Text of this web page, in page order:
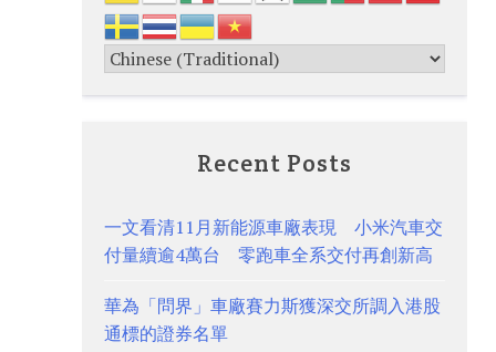
Recent Posts
一文看清11月新能源車廠表現 小米汽車交
付量續逾4萬台 零跑車全系交付再創新高
華為「問界」車廠賽力斯獲深交所調入港股
通標的證券名單